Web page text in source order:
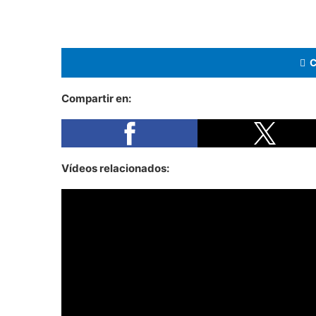
Compartir en:
Vídeos relacionados: